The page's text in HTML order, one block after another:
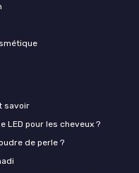
savoir
LED pour les cheveux ?
de perle ?